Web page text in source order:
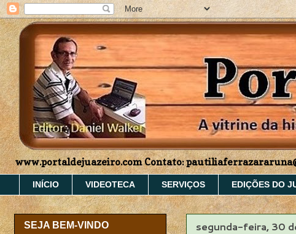
www.portaldejuazeiro.com Contato:
INÍCIO VIDEOTECA SERVIÇOS EDIÇÕES DO
segunda-feira, 30
SEJA BEM-VINDO